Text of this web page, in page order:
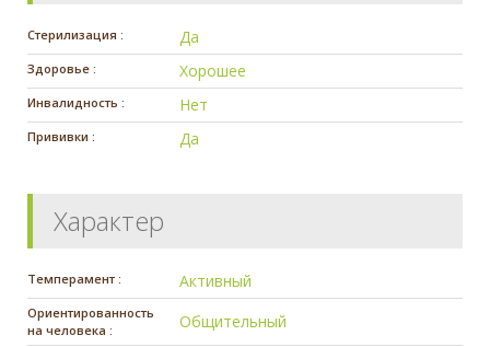
Стерилизация : Да
Здоровье : Хорошее
Инвалидность : Нет
Прививки : Да
Характер
Темперамент : Активный
Ориентированность
на человека :
Общительный